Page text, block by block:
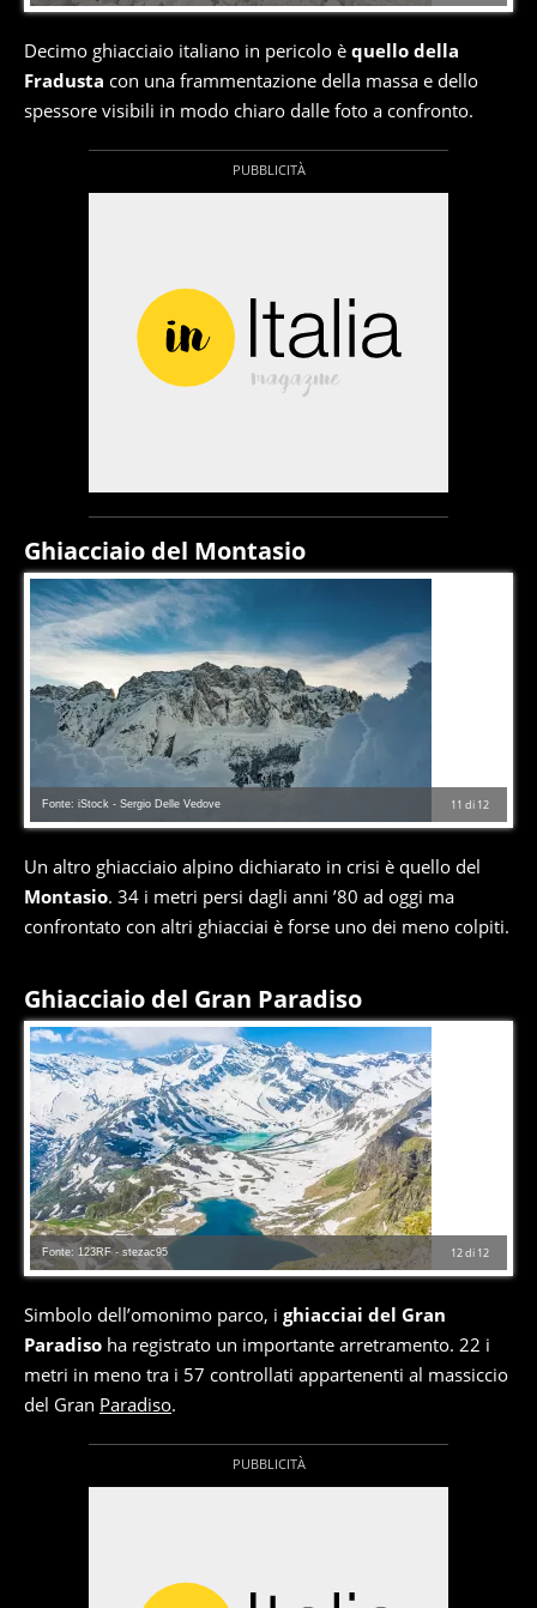
Decimo ghiacciaio italiano in pericolo è quello della
Fradusta con una frammentazione della massa e dello
spessore visibili in modo chiaro dalle foto a confronto.
Ghiacciaio del Montasio
11 di 12
Fonte: iStock - Sergio Delle Vedove
Un altro ghiacciaio alpino dichiarato in crisi è quello del
Montasio. 34 i metri persi dagli anni ’80 ad oggi ma
confrontato con altri ghiacciai è forse uno dei meno colpiti.
Ghiacciaio del Gran Paradiso
12di 12
Fonte: 123RF - stezac95
Simbolo dell’omonimo parco, i ghiacciai del Gran
Paradiso ha registrato un importante arretramento. 22 i
metri in meno tra i 57 controllati appartenenti al massiccio
del Gran Paradiso.